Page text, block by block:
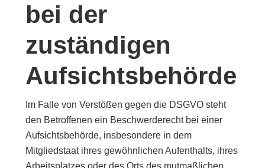
bei der
zuständigen
Aufsichtsbehörde
Im Falle von Verstößen gegen die DSGVO steht
den Betroffenen ein Beschwerderecht bei einer
Aufsichtsbehörde, insbesondere in dem
Mitgliedstaat ihres gewöhnlichen Aufenthalts, ihres
Arbeitsplatzes oder des Orts des mutmaßlichen